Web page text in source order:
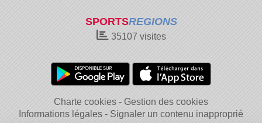
SPORTSREGIONS
35107 visites
Charte cookies
Gestion des cookies
Informations légales
Signaler un contenu inapproprié